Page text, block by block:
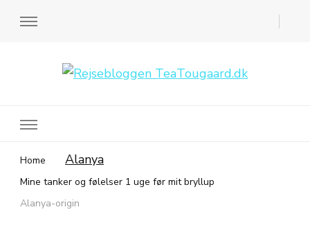
Home Alanya
Mine tanker og følelser 1 uge før mit bryllup
Alanya-origin